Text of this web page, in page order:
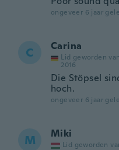
ongeveer 6 jaar
C Carina
Lid geworden van
2016
Die Stöpsel
hoch.
ongeveer 6 jaar
M Miki
Lid geworden